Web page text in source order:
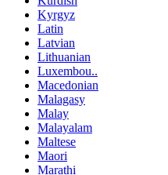
Kyrgyz
Latin
Latvian
Lithuanian
Luxembou..
Macedonian
Malagasy
Malay
Malayalam
Maltese
Maori
Marathi